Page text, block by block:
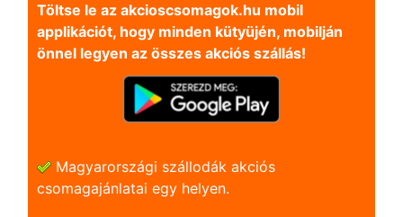
Töltse le az akcioscsomagok.hu mobil
applikációt, hogy minden kütyüjén, mobilján
önnel legyen az összes akciós szállás!
Magyarországi szállodák akciós
csomagajánlatai egy helyen.